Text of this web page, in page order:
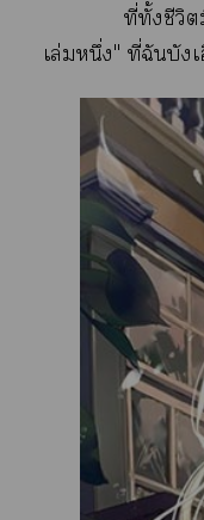
ที่ทั้งชีวิต
เล่มหนึ่ง" ที่ฉันบัง